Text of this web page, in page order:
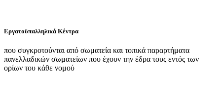
Εργατοϋπαλληλικά Κέντρα
που συγκροτούνται από σωματεία και τοπικά παραρτήματα
πανελλαδικών σωματείων που έχουν την έδρα τους εντός των
ορίων του κάθε νομού